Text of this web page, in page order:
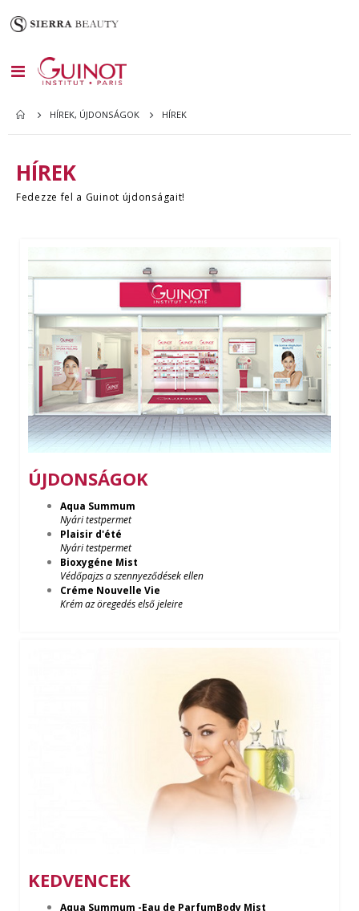
Toggle
Nav
HÍREK, ÚJDONSÁGOK HÍREK
HÍREK
Fedezze fel a Guinot újdonságait!
ÚJDONSÁGOK
Aqua Summum
Nyári testpermet
Plaisir d'été
Nyári testpermet
Bioxygéne Mist
Védőpajzs a szennyeződések ellen
Créme Nouvelle Vie
Krém az öregedés első jeleire
KEDVENCEK
Aqua Summum -Eau de ParfumBody Mist